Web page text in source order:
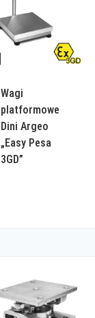
Wagi
platformowe
Dini Argeo
„Easy Pesa
3GD”